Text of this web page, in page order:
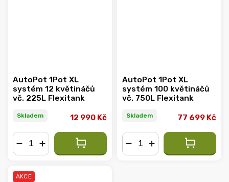
AutoPot 1Pot XL
systém 12 květináčů
vč. 225L Flexitank
Skladem 12 990 Kč
AutoPot 1Pot XL
systém 100 květináčů
vč. 750L Flexitank
Skladem 77 699 Kč
AKCE